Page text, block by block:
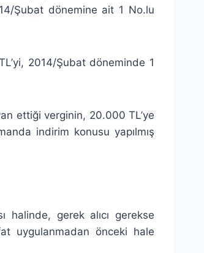
Şubat dönemine ait 1 No.lu
2014/Şubat döneminde 1
ettiği verginin, 20.000 TL’ye
indirim konusu yapılmış
gerek alıcı gerekse
uygulanmadan önceki hale